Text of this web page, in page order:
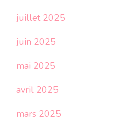
juillet 2025
juin 2025
mai 2025
avril 2025
mars 2025